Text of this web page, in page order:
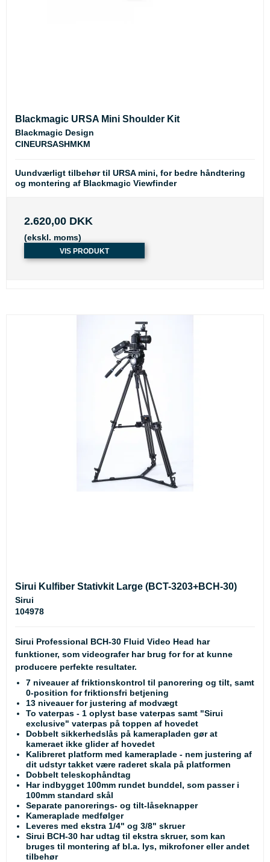
Blackmagic URSA Mini Shoulder Kit
Blackmagic Design
CINEURSASHMKM
Uundværligt tilbehør til URSA mini, for bedre håndtering
og montering af Blackmagic Viewfinder
2.620,00 DKK
(ekskl. moms)
VIS PRODUKT
Sirui Kulfiber Stativkit Large (BCT-3203+BCH-30)
Sirui
104978
Sirui Professional BCH-30 Fluid Video Head har
funktioner, som videografer har brug for for at kunne
producere perfekte resultater.
7 niveauer af friktionskontrol til panorering og tilt, samt
0-position for friktionsfri betjening
13 niveauer for justering af modvægt
To vaterpas - 1 oplyst base vaterpas samt "Sirui
exclusive" vaterpas på toppen af hovedet
Dobbelt sikkerhedslås på kamerapladen gør at
kameraet ikke glider af hovedet
Kalibreret platform med kameraplade - nem justering af
dit udstyr takket være raderet skala på platformen
Dobbelt teleskophåndtag
Har indbygget 100mm rundet bunddel, som passer i
100mm standard skål
Separate panorerings- og tilt-låseknapper
Kameraplade medfølger
Leveres med ekstra 1/4" og 3/8" skruer
Sirui BCH-30 har udtag til ekstra skruer, som kan
bruges til montering af bl.a. lys, mikrofoner eller andet
tilbehør